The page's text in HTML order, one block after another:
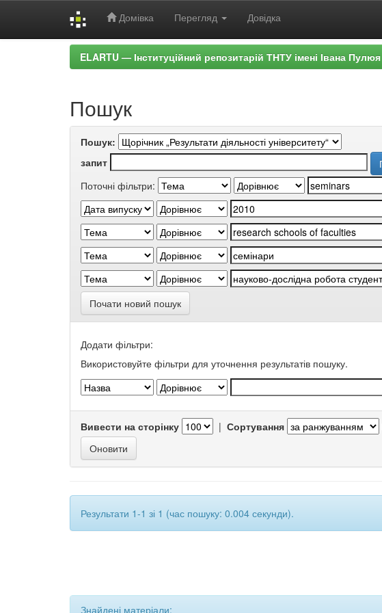
Домівка Перегляд Довідка
ELARTU — Інституційний репозитарій ТНТУ імені Івана Пулюя
Пошук
Пошук:
запит
Поточні фільтри:
Почати новий пошук
Додати фільтри:
Використовуйте фільтри для уточнення результатів пошуку.
Вивести на сторінку | Сортування
Результати 1-1 зі 1 (час пошуку: 0.004 секунди).
Знайдені матеріали: